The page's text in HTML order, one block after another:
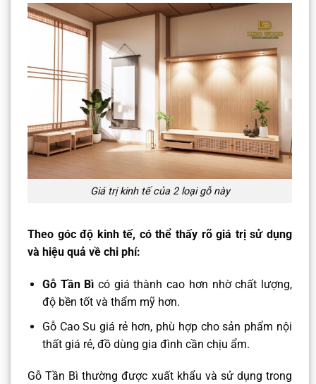
Giá trị kinh tế của 2 loại gỗ này
Theo góc độ kinh tế, có thể thấy rõ giá trị sử dụng
và hiệu quả về chi phí:
Gỗ Tần Bì có giá thành cao hơn nhờ chất lượng,
độ bền tốt và thẩm mỹ hơn.
Gỗ Cao Su giá rẻ hơn, phù hợp cho sản phẩm nội
thất giá rẻ, đồ dùng gia đình cần chịu ẩm.
Gỗ Tần Bì thường được xuất khẩu và sử dụng trong